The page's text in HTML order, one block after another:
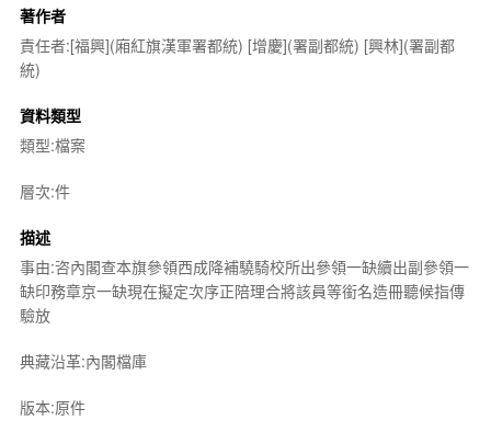
著作者
責任者:[福興](廂紅旗漢軍署都統) [增慶](署副都統) [興林](署副都
統)
資料類型
類型:檔案
層次:件
描述
事由:咨內閣查本旗參領西成降補驍騎校所出參領一缺續出副參領一
缺印務章京一缺現在擬定次序正陪理合將該員等銜名造冊聽候指傳
驗放
典藏沿革:內閣檔庫
版本:原件